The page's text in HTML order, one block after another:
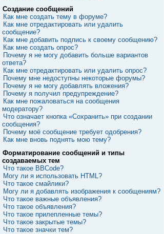
Создание сообщений
Как мне создать тему в форуме?
Как мне отредактировать или удалить
сообщение?
Как мне добавить подпись к своему сообщению?
Как мне создать опрос?
Почему я не могу добавить больше вариантов
ответа?
Как мне отредактировать или удалить опрос?
Почему мне недоступны некоторые форумы?
Почему я не могу добавлять вложения?
Почему я получил предупреждение?
Как мне пожаловаться на сообщения
модератору?
Что означает кнопка «Сохранить» при создании
сообщения?
Почему моё сообщение требует одобрения?
Как мне вновь поднять мою тему?
Форматирование сообщений и типы
создаваемых тем
Что такое BBCode?
Могу ли я использовать HTML?
Что такое смайлики?
Могу ли я добавлять изображения к сообщениям?
Что такое важные объявления?
Что такое объявления?
Что такое прилепленные темы?
Что такое закрытые темы?
Что такое значки тем?